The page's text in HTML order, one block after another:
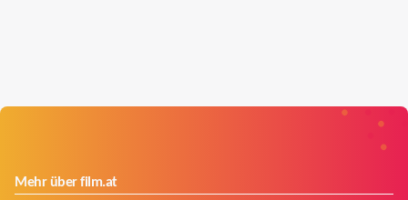
Mehr über film.at